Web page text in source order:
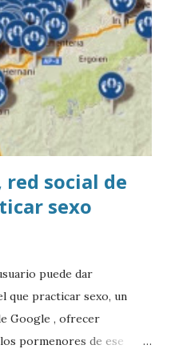
social de
sexo
puede dar
que practicar sexo, un
Google , ofrecer
pormenores de ese